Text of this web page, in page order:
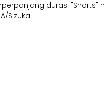
durasi "Shorts"
Sizuka